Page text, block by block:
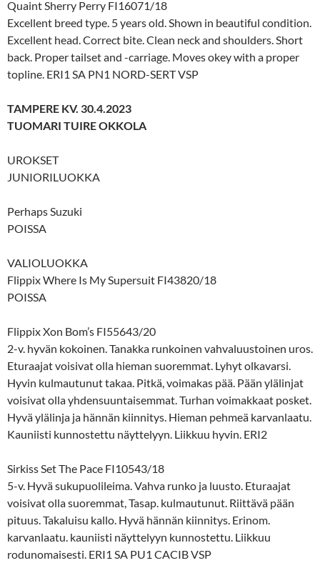
Quaint Sherry Perry FI16071/18
Excellent breed type. 5 years old. Shown in beautiful condition.
Excellent head. Correct bite. Clean neck and shoulders. Short
back. Proper tailset and -carriage. Moves okey with a proper
topline. ERI1 SA PN1 NORD-SERT VSP
TAMPERE KV. 30.4.2023
TUOMARI TUIRE OKKOLA
UROKSET
JUNIORILUOKKA
Perhaps Suzuki
POISSA
VALIOLUOKKA
Flippix Where Is My Supersuit FI43820/18
POISSA
Flippix Xon Bom’s FI55643/20
2-v. hyvän kokoinen. Tanakka runkoinen vahvaluustoinen uros.
Eturaajat voisivat olla hieman suoremmat. Lyhyt olkavarsi.
Hyvin kulmautunut takaa. Pitkä, voimakas pää. Pään ylälinjat
voisivat olla yhdensuuntaisemmat. Turhan voimakkaat posket.
Hyvä ylälinja ja hännän kiinnitys. Hieman pehmeä karvanlaatu.
Kauniisti kunnostettu näyttelyyn. Liikkuu hyvin. ERI2
Sirkiss Set The Pace FI10543/18
5-v. Hyvä sukupuolileima. Vahva runko ja luusto. Eturaajat
voisivat olla suoremmat, Tasap. kulmautunut. Riittävä pään
pituus. Takaluisu kallo. Hyvä hännän kiinnitys. Erinom.
karvanlaatu. kauniisti näyttelyyn kunnostettu. Liikkuu
rodunomaisesti. ERI1 SA PU1 CACIB VSP